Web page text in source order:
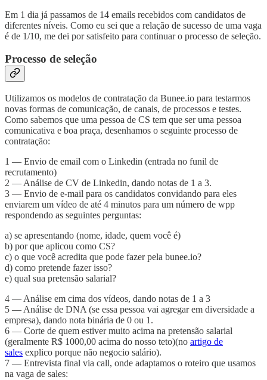
Em 1 dia já passamos de 14 emails recebidos com candidatos de
diferentes níveis. Como eu sei que a relação de sucesso de uma vaga
é de 1/10, me dei por satisfeito para continuar o processo de seleção.
Processo de seleção
Utilizamos os modelos de contratação da Bunee.io para testarmos
novas formas de comunicação, de canais, de processos e testes.
Como sabemos que uma pessoa de CS tem que ser uma pessoa
comunicativa e boa praça, desenhamos o seguinte processo de
contratação:
1 — Envio de email com o Linkedin (entrada no funil de
recrutamento)
2 — Análise de CV de Linkedin, dando notas de 1 a 3.
3 — Envio de e-mail para os candidatos convidando para eles
enviarem um vídeo de até 4 minutos para um número de wpp
respondendo as seguintes perguntas:
a) se apresentando (nome, idade, quem você é)
b) por que aplicou como CS?
c) o que você acredita que pode fazer pela bunee.io?
d) como pretende fazer isso?
e) qual sua pretensão salarial?
4 — Análise em cima dos vídeos, dando notas de 1 a 3
5 — Análise de DNA (se essa pessoa vai agregar em diversidade a
empresa), dando nota binária de 0 ou 1.
6 — Corte de quem estiver muito acima na pretensão salarial
(geralmente R$ 1000,00 acima do nosso teto)(no artigo de
sales explico porque não negocio salário).
7 — Entrevista final via call, onde adaptamos o roteiro que usamos
na vaga de sales: